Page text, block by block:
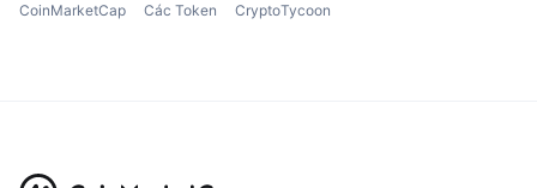
CoinMarketCap Các Token CryptoTycoon